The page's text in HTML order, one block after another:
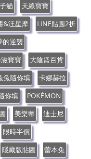
貓
天線寶寶
&汪星摩
LINE貼圖2折
的逆襲
寶寶
大陰盜百貨
兔隨你填
卡娜赫拉
你填
POKÉMON
美樂蒂
迪士尼
限時半價
隱藏版貼圖
蕾本兔